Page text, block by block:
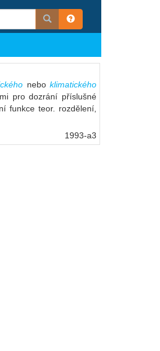
nebo klimatického
pro dozrání příslušné
funkce teor. rozdělení,
1993-a3